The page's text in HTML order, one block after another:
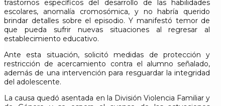
trastornos específicos del desarrollo de las habilidades
escolares, anomalía cromosómica, y no habría querido
brindar detalles sobre el episodio. Y manifestó temor de
que pueda sufrir nuevas situaciones al regresar al
establecimiento educativo.
Ante esta situación, solicitó medidas de protección y
restricción de acercamiento contra el alumno señalado,
además de una intervención para resguardar la integridad
del adolescente.
La causa quedó asentada en la División Violencia Familiar y